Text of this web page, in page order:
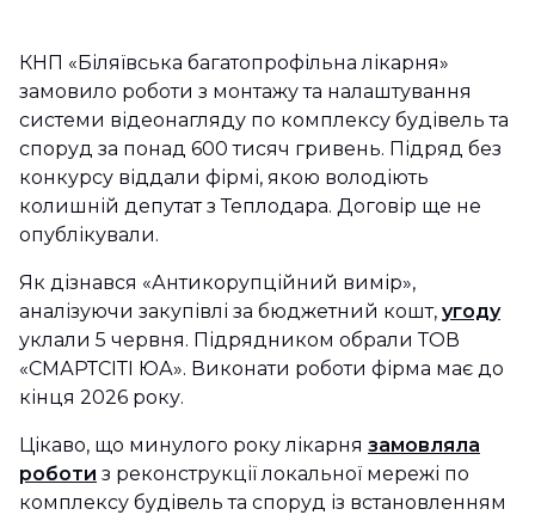
КНП «Біляївська багатопрофільна лікарня»
замовило роботи з монтажу та налаштування
системи відеонагляду по комплексу будівель та
споруд за понад 600 тисяч гривень. Підряд без
конкурсу віддали фірмі, якою володіють
колишній депутат з Теплодара. Договір ще не
опублікували.
Як дізнався «Антикорупційний вимір»,
аналізуючи закупівлі за бюджетний кошт, угоду
уклали 5 червня. Підрядником обрали ТОВ
«СМАРТСІТІ ЮА». Виконати роботи фірма має до
кінця 2026 року.
Цікаво, що минулого року лікарня замовляла
роботи з реконструкції локальної мережі по
комплексу будівель та споруд із встановленням